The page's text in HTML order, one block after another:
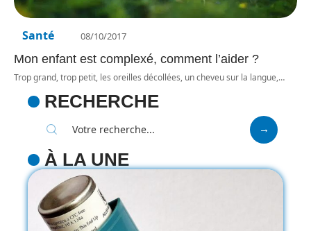
Santé 08/10/2017
Mon enfant est complexé, comment l’aider ?
Trop grand, trop petit, les oreilles décollées, un cheveu sur la langue,…
RECHERCHE
À LA UNE